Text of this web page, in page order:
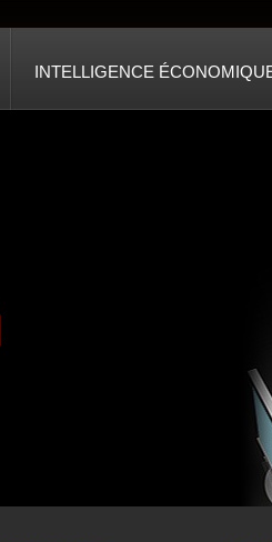
INTELLIGENCE